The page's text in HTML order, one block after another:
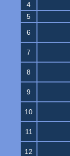
4
5
6
7
8
9
10
11
12